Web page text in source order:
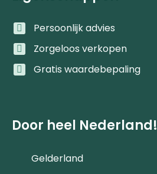
Persoonlijk advies
Zorgeloos verkopen
Gratis waardebepaling
Door heel Nederland!
Gelderland